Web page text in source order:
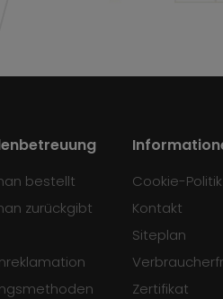
bestellt
zurückgibt
Cookie-Politik
Kontakt
Siteplan
Zertifikat